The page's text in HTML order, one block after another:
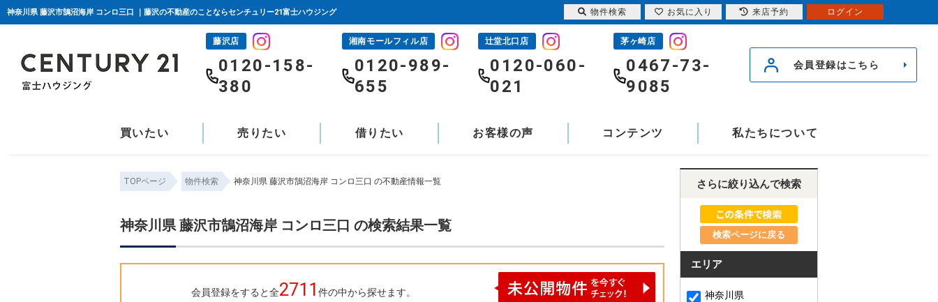
神奈川県 藤沢市鵠沼海岸 コンロ三口 ｜藤沢の不動産のことならセンチュリー21富士ハウジング
藤沢店
0120-158-
380
湘南モールフィル店
0120-989-
655
辻堂北口店
0120-060-
021
茅ヶ崎店
0467-73-
9085
会員登録はこちら
買いたい 売りたい 借りたい お客様の声 コンテンツ 私たちについて
TOPページ 物件検索 神奈川県 藤沢市鵠沼海岸 コンロ三口 の不動産情報一覧
神奈川県 藤沢市鵠沼海岸 コンロ三口 の検索結果一覧
会員登録をすると全2711 件の中から探せます。
さらに絞り込んで検索
検索ページに戻る
エリア
神奈川県
物件検索 お気に入り 来店予約 ログイン